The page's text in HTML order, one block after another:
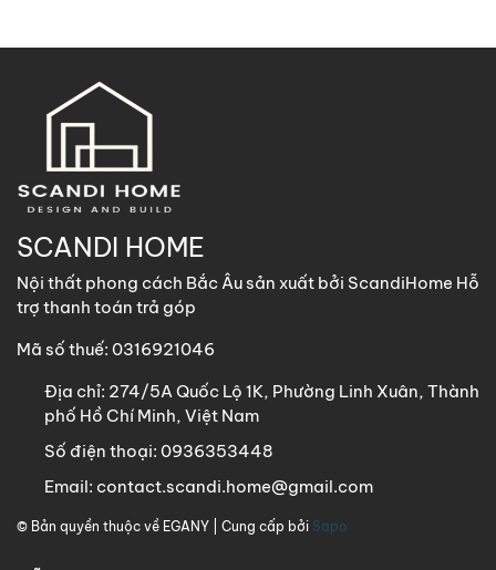
SCANDI HOME
Nội thất phong cách Bắc Âu sản xuất bởi ScandiHome Hỗ
trợ thanh toán trả góp
Mã số thuế: 0316921046
Địa chỉ: 274/5A Quốc Lộ 1K, Phường Linh Xuân, Thành
phố Hồ Chí Minh, Việt Nam
Số điện thoại: 0936353448
Email: contact.scandi.home@gmail.com
© Bản quyền thuộc về EGANY | Cung cấp bởi Sapo